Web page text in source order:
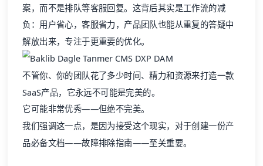
案，而不是排队等客服回复。这背后其实是工作流的减
负：用户省心，客服省力，产品团队也能从重复的答疑中
解放出来，专注于更重要的优化。
不管你、你的团队花了多少时间、精力和资源来打造一款
SaaS产品，它永远不可能是完美的。
它可能非常优秀——但绝不完美。
我们强调这一点，是因为接受这个现实，对于创建一份产
品必备文档——故障排除指南——至关重要。